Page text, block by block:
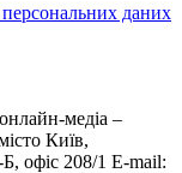
персональних даних
медіа –
Київ,
208/1 E-mail: